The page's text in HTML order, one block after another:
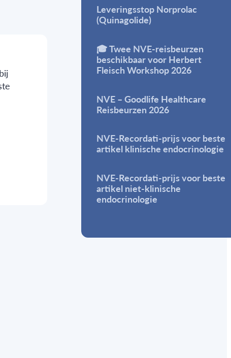
Leveringsstop Norprolac
(Quinagolide)
🎓 Twee NVE-reisbeurzen
beschikbaar voor Herbert
Fleisch Workshop 2026
NVE – Goodlife Healthcare
Reisbeurzen 2026
NVE-Recordati-prijs voor beste
artikel klinische endocrinologie
NVE-Recordati-prijs voor beste
artikel niet-klinische
endocrinologie